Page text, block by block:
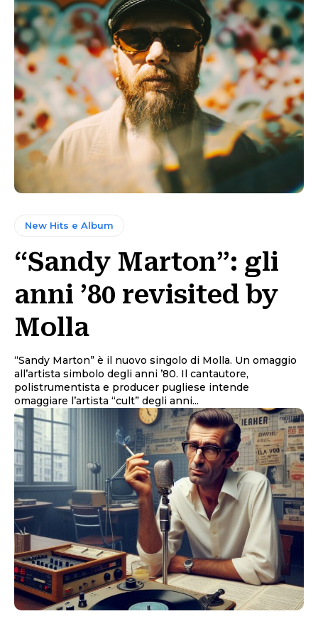
New Hits e Album
“Sandy Marton”: gli
anni ’80 revisited by
Molla
“Sandy Marton” è il nuovo singolo di Molla. Un omaggio
all’artista simbolo degli anni ’80. Il cantautore,
polistrumentista e producer pugliese intende
omaggiare l’artista “cult” degli anni...